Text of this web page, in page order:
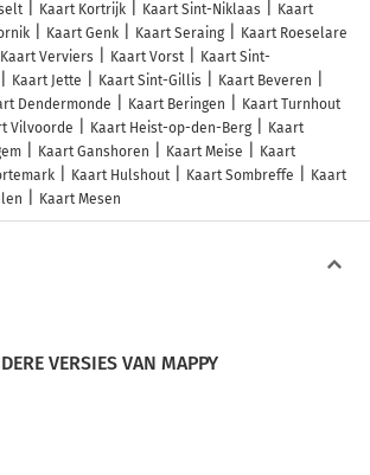
Kaart Kortrijk Kaart Sint-Niklaas
Kaart
Kaart Genk Kaart Seraing
Kaart Roeselare
Kaart Verviers Kaart Vorst
Kaart Sint-
Kaart Jette Kaart Sint-Gillis
Kaart Beveren
Dendermonde Kaart Beringen
Kaart Turnhout
Vilvoorde Kaart Heist-op-den-Berg
Kaart
Kaart Ganshoren Kaart Meise
Kaart
Kaart Hulshout Kaart Sombreffe
Kaart
Kaart Mesen
VERSIES VAN MAPPY